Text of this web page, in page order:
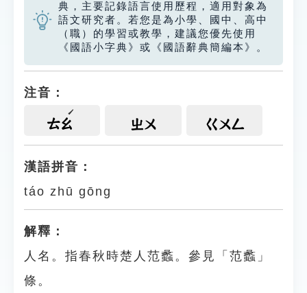
遊戲專區
教學應用
貓頭鷹博士
典，主要記錄語言使用歷程，適用對象為
語文研究者。若您是為小學、國中、高中
（職）的學習或教學，建議您優先使用
《國語小字典》或《國語辭典簡編本》。
注音：
ㄊㄠ ㄓㄨ ㄍㄨㄥ
漢語拼音：
táo zhū gōng
解釋：
人名。指春秋時楚人范蠡。參見「范蠡」
條。